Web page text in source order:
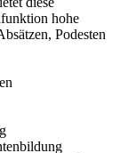
hohe
Podesten